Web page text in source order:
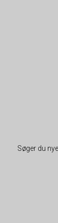
Søger du